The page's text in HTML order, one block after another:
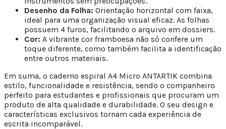
Desenho da Folha: Orientação horizontal com faixa,
ideal para uma organização visual eficaz. As folhas
possuem 4 furos, facilitando o arquivo em dossiers.
Cor: A vibrante cor framboesa não só confere um
toque diferente, como também facilita a identificação
entre outros materiais.
Em suma, o caderno espiral A4 Micro ANTARTIK combina
estilo, funcionalidade e resistência, sendo o companheiro
perfeito para estudantes e profissionais que procuram um
produto de alta qualidade e durabilidade. O seu design e
características exclusivos tornam cada experiência de
escrita incomparável.